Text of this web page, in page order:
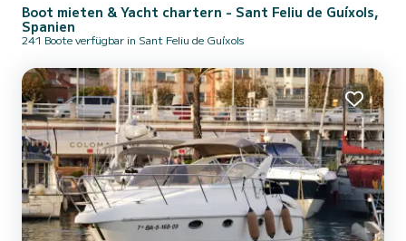
Boot mieten & Yacht chartern - Sant Feliu de Guíxols,
Spanien
241 Boote verfügbar in Sant Feliu de Guíxols